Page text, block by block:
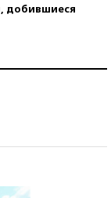
добившиеся